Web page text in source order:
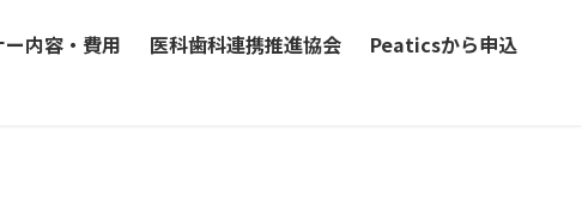
ー内容・費用 医科歯科連携推進協会 Peaticsから申込